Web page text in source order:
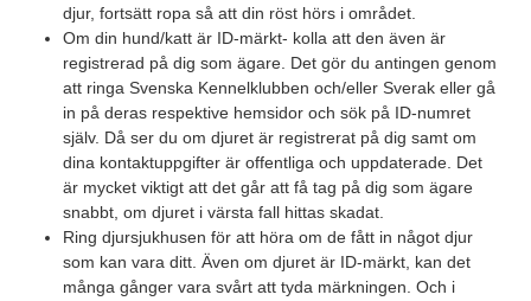
djur, fortsätt ropa så att din röst hörs i området.
Om din hund/katt är ID-märkt- kolla att den även är
registrerad på dig som ägare. Det gör du antingen genom
att ringa Svenska Kennelklubben och/eller Sverak eller gå
in på deras respektive hemsidor och sök på ID-numret
själv. Då ser du om djuret är registrerat på dig samt om
dina kontaktuppgifter är offentliga och uppdaterade. Det
är mycket viktigt att det går att få tag på dig som ägare
snabbt, om djuret i värsta fall hittas skadat.
Ring djursjukhusen för att höra om de fått in något djur
som kan vara ditt. Även om djuret är ID-märkt, kan det
många gånger vara svårt att tyda märkningen. Och i